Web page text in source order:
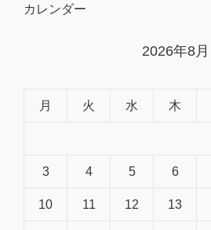
カレンダー
2026年8月
月 火 水 木
3 4 5 6
10 11 12 13